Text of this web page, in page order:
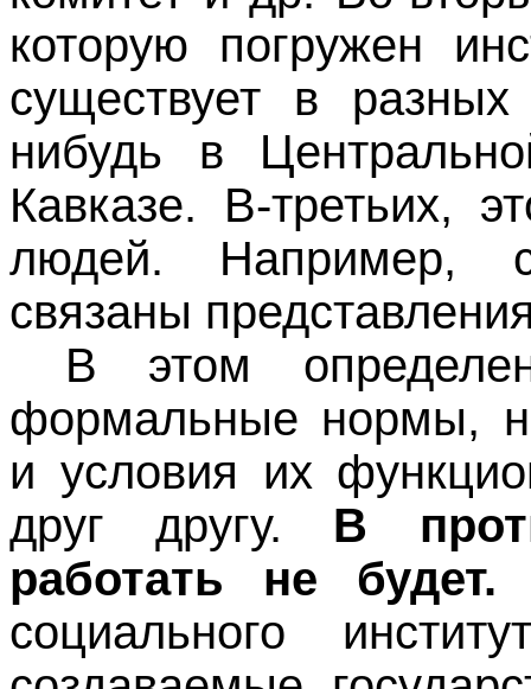
которую погружен
существует в
нибудь в
Кавказе. В-третьих,
людей. Например, с
связаны
В этом
формальные нормы,
и условия их
друг другу. В
работать не будет.
социального